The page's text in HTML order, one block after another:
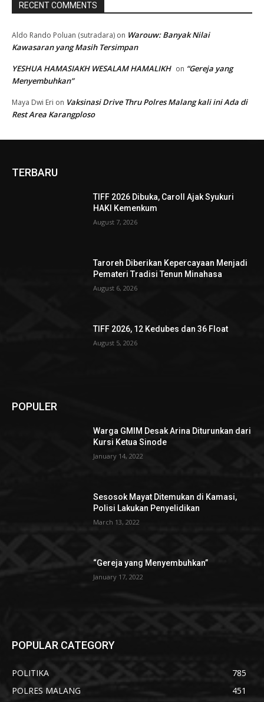
RECENT COMMENTS
Aldo Rando Poluan (sutradara) on Warouw: Banyak Nilai
Kawasaran yang Masih Tersimpan
YESHUA HAMASIAKH WESALAM HAMALIKH on “Gereja yang
Menyembuhkan”
Maya Dwi Eri on Vaksinasi Drive Thru Polres Malang kali ini Ada di
Rest Area Karangploso
TERBARU
TIFF 2026 Dibuka, Caroll Ajak Syukuri
HAKI Kemenkum
August 7, 2026
Taroreh Diberikan Kepercayaan Menjadi
Pemateri Tradisi Tenun Minahasa
August 6, 2026
TIFF 2026, 12 Kedubes dan 36 Float
August 5, 2026
POPULER
Warga GMIM Desak Arina Diturunkan dari
Kursi Ketua Sinode
January 14, 2022
Sesosok Mayat Ditemukan di Kamasi,
Polisi Lakukan Penyelidikan
March 13, 2022
“Gereja yang Menyembuhkan”
January 17, 2022
POPULAR CATEGORY
POLITIKA
785
POLRES MALANG
451